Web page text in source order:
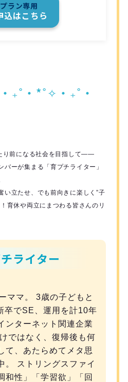
ラン専用
込はこちら
り前になる社会を目指して――
バーが集まる「育プチライター」
い立たせ、でも前向きに楽しく”子
育休や両立にまつわる皆さんのリ
ライター
ママ。 3歳の子どもと
卒でSE、運用を計10年
ンターネット関連企業
ではなく、復帰後も何
て、あたらめてメタ思
。 ストリングスファイ
和性」「学習欲」「回